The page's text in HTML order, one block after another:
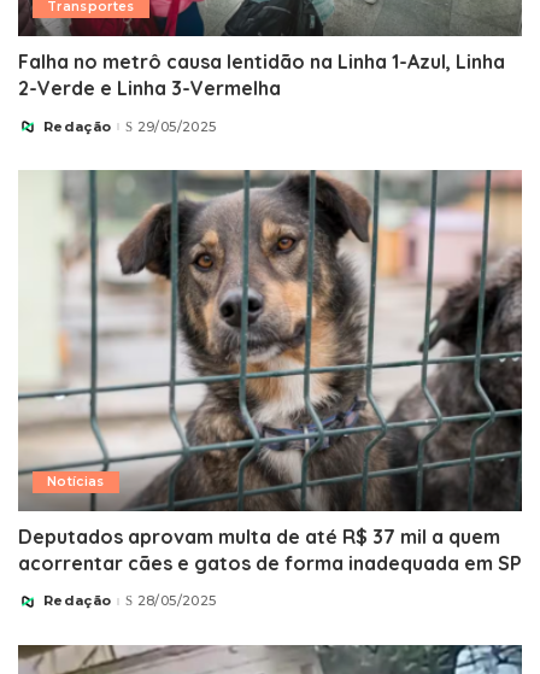
Transportes
Falha no metrô causa lentidão na Linha 1-Azul, Linha
2-Verde e Linha 3-Vermelha
Posted
Redação 29/05/2025
Notícias
Deputados aprovam multa de até R$ 37 mil a quem
acorrentar cães e gatos de forma inadequada em SP
Posted
Redação 28/05/2025